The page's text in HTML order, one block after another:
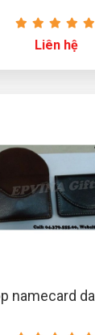
Liên hệ
namecard